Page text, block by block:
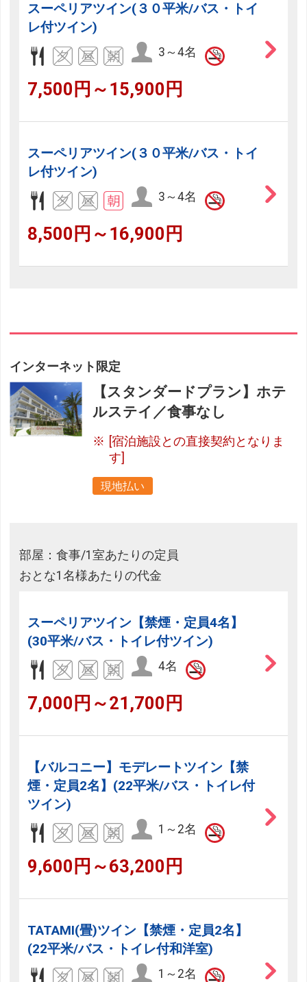
スーペリアツイン(３０平米/バス・トイ
レ付ツイン)
3～4名
7,500円～15,900円
スーペリアツイン(３０平米/バス・トイ
レ付ツイン)
3～4名
8,500円～16,900円
インターネット限定
【スタンダードプラン】ホテ
ルステイ／食事なし
[宿泊施設との直接契約となりま
す]
現地払い
部屋：食事/1室あたりの定員
おとな1名様あたりの代金
スーペリアツイン【禁煙・定員4名】
(30平米/バス・トイレ付ツイン)
4名
7,000円～21,700円
【バルコニー】モデレートツイン【禁
煙・定員2名】(22平米/バス・トイレ付
ツイン)
1～2名
9,600円～63,200円
TATAMI(畳)ツイン【禁煙・定員2名】
(22平米/バス・トイレ付和洋室)
1～2名